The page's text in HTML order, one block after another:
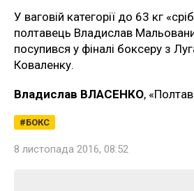
У ваговій категорії до 63 кг
полтавець Владислав
посупився у фіналі боксеру з
Коваленку.
Владислав ВЛАСЕНКО,
БОКС
8 листопада 2016, 08:52